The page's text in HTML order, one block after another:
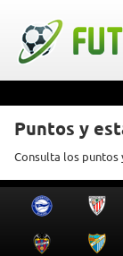
Puntos y
Consulta los puntos